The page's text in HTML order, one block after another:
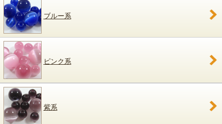
ブルー系
ピンク系
紫系